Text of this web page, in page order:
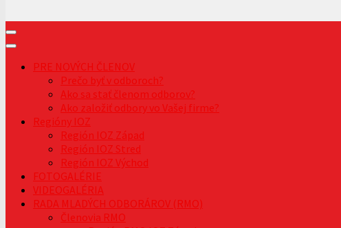
PRE NOVÝCH ČLENOV
Prečo byť v odboroch?
Ako sa stať členom odborov?
Ako založiť odbory vo Vašej firme?
Regióny IOZ
Región IOZ Západ
Región IOZ Stred
Región IOZ Východ
FOTOGALÉRIE
VIDEOGALÉRIA
RADA MLADÝCH ODBORÁROV (RMO)
Členovia RMO